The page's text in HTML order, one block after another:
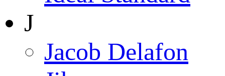
J
Jacob Delafon